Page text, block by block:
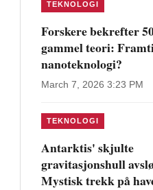
TEKNOLOGI
Forskere bekrefter
gammel teori:
nanoteknologi?
March 7, 2026 3:23 PM
TEKNOLOGI
Antarktis' skjulte
gravitasjonshull
Mystisk trekk på